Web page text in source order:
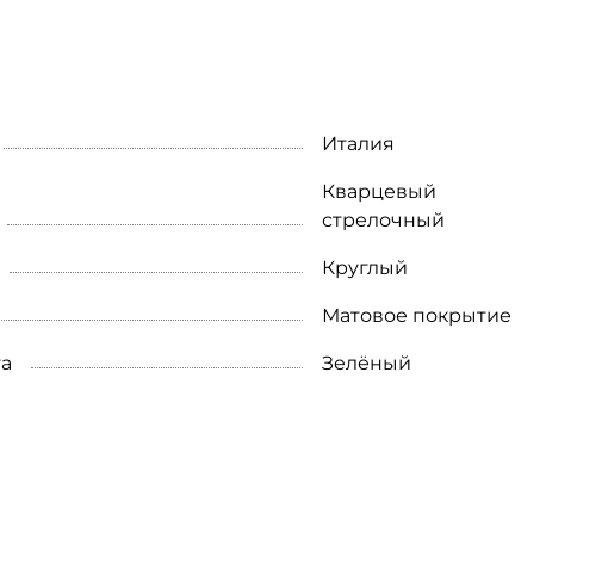
Италия
Кварцевый
стрелочный
Круглый
Матовое покрытие
Зелёный